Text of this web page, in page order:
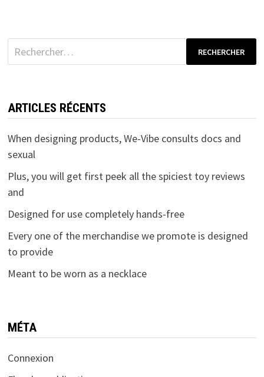
Rechercher :
ARTICLES RÉCENTS
When designing products, We-Vibe consults docs and
sexual
Plus, you will get first peek all the spiciest toy reviews
and
Designed for use completely hands-free
Every one of the merchandise we promote is designed
to provide
Meant to be worn as a necklace
MÉTA
Connexion